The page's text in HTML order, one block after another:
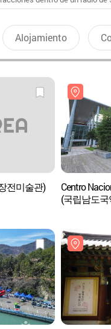
Alojamiento
전미술관)
Centro
(국립남도